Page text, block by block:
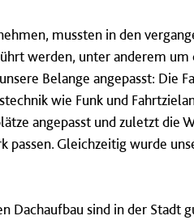
mussten in den
werden, unter anderem
Belange angepasst: Die
wie Funk und
angepasst und zuletzt die
passen. Gleichzeitig wurde
Dachaufbau sind in der Stadt